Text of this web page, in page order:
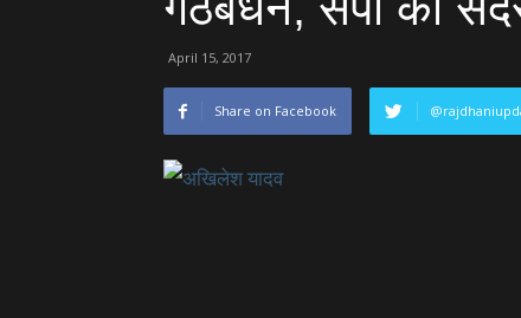
April 15, 2017
Share on Facebook